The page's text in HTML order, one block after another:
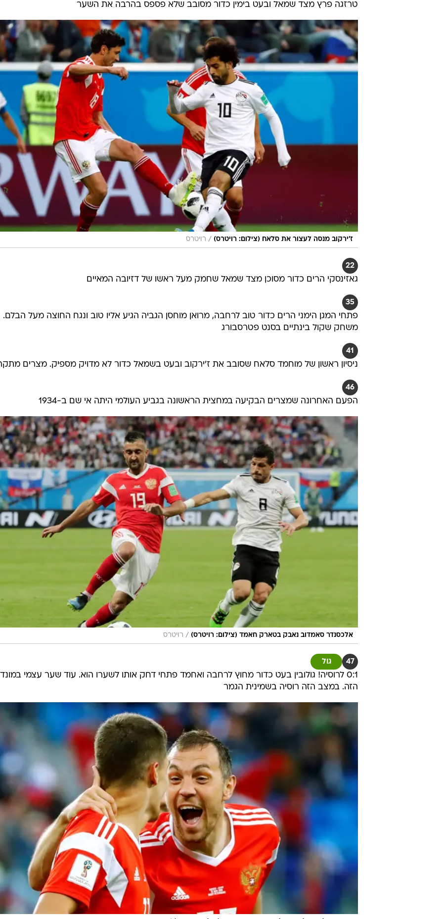
טרזגה פרץ מצד שמאל ובעט בימין כדור מסובב שלא פספס בהרבה את השער
ז'ירקוב מנסה לעצור את סלאח (צילום: רויטרס) / רויטרס
22
גאזינסקי הרים כדור מסוכן מצד שמאל שחמק מעל ראשו של דזיובה המאיים
35
פתחי המגן הימני הרים כדור טוב לרחבה, מרואן מוחסן הגביה הגיע אליו טוב ונגח החוצה מעל הבלם.
משחק שקול בינתיים בסנט פטרסבורג
41
ניסיון ראשון של מוחמד סלאח שסובב את ז'ירקוב ובעט בשמאל כדור לא מדויק מספיק. מצרים
46
הפעם האחרונה שמצרים הבקיעה במחצית הראשונה בגביע העולמי היתה אי שם ב-1934
אלכסנדר סאמדוב נאבק בטארק חאמד (צילום: רויטרס) / רויטרס
47 גול
0:1 לרוסיה! גולובין בעט כדור מחוץ לרחבה ואחמד פתחי דחק אותו לשערו הוא. עוד שער עצמי
הזה. במצב הזה רוסיה בשמינית הגמר